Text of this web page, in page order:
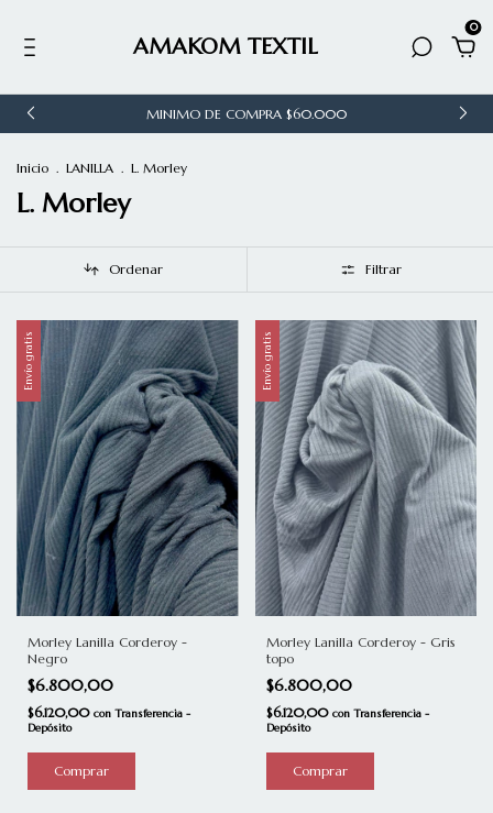
AMAKOM TEXTIL
0
MINIMO DE COMPRA $60.000
Inicio . LANILLA . L. Morley
L. Morley
Ordenar Filtrar
Envío gratis
Morley Lanilla Corderoy -
Negro
$6.800,00
$6.120,00 con Transferencia -
Depósito
Envío gratis
Morley Lanilla Corderoy - Gris
topo
$6.800,00
$6.120,00 con Transferencia -
Depósito